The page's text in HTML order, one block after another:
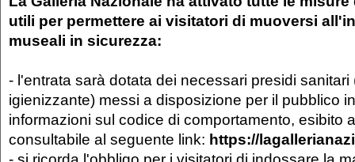
utili per permettere ai visitatori di muoversi
museali in sicurezza:
- l'entrata sarà dotata dei necessari presidi sanitari
igienizzante) messi a disposizione per il pubblico
informazioni sul codice di comportamento, esibito
consultabile al seguente link: https://